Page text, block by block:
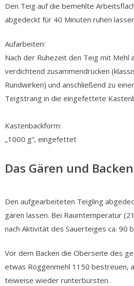
Den Teig auf die bemehlte
abgedeckt für 40 Minuten ruhen
Aufarbeiten:
Nach der Ruhezeit den Teig mit Mehl
verdichtend zusammendrücken
Rundwirken) und anschließend zu
Teigstrang in die eingefettete
Kastenbackform:
„1000 g“, eingefettet
Das Gären und Backen
Den aufgearbeiteten Teigling
gären lassen. Bei Raumtemperatur
nach Aktivität des Sauerteiges ca. 90
Vor dem Backen die Oberseite des
etwas Roggenmehl 1150 bestreuen,
teiweise wieder runterbürsten.